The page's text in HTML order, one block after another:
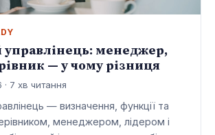
управлінець: менеджер,
— у чому різниця
· 7 хв читання
— визначення, функції та
менеджером, лідером і